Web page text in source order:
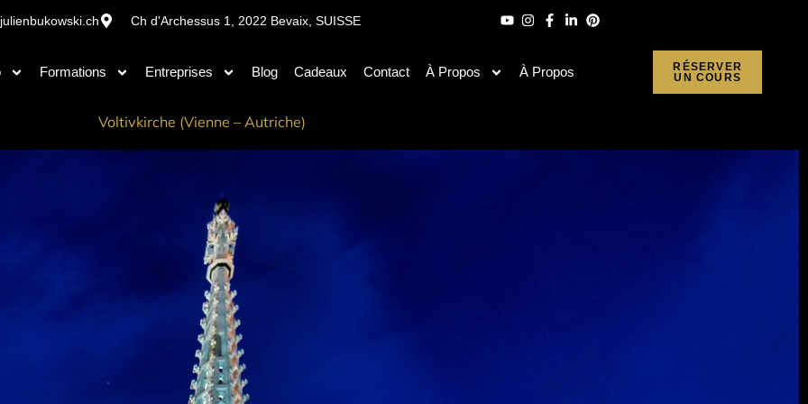
Ch d'Archessus 1, 2022 Bevaix, SUISSE
Formations Entreprises Blog Cadeaux Contact À Propos À Propos
RÉSERVER
UN COURS
Voltivkirche (Vienne – Autriche)